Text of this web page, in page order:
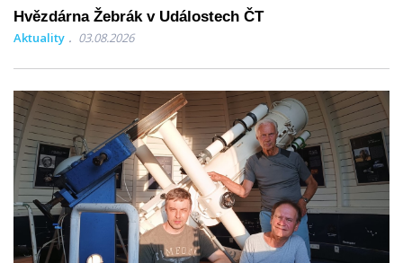
Hvězdárna Žebrák v Událostech ČT
Aktuality 03.08.2026